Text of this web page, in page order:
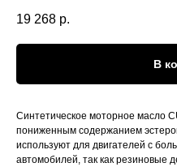
19 268 р.
В
Синтетическое моторное масло
пониженным содержанием
используют для двигателей с
автомобилей, так как резиновые